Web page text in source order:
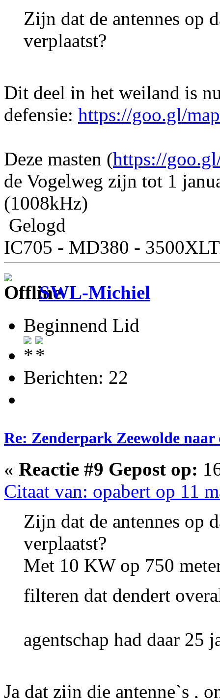
Zijn dat de antennes op
verplaatst?
Dit deel in het weiland is
defensie: https://goo.gl/
Deze masten (https://
de Vogelweg zijn tot 1
(1008kHz)
Gelogd
IC705 - MD380 - 3500XLT
SWL-Michiel
Beginnend Lid
Berichten: 22
Re: Zenderpark Zeewolde naar
« Reactie #9 Gepost op:
Citaat van: opabert op 11
Zijn dat de antennes op
verplaatst?
Met 10 KW op 750
filteren dat dendert
agentschap had daar 25
Ja dat zijn die antenne`s ,